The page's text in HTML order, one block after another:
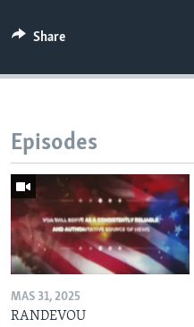
Share
Episodes
MAS 31, 2025
RANDEVOU